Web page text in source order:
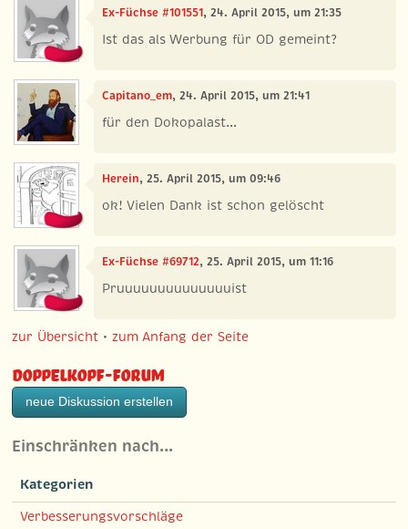
Ex-Füchse #101551, 24. April 2015, um 21:35
Ist das als Werbung für OD gemeint?
Capitano_em, 24. April 2015, um 21:41
für den Dokopalast...
Herein, 25. April 2015, um 09:46
ok! Vielen Dank ist schon gelöscht
Ex-Füchse #69712, 25. April 2015, um 11:16
Pruuuuuuuuuuuuuuist
zur Übersicht •zum Anfang der Seite
Doppelkopf-Forum
neue Diskussion erstellen
Einschränken nach…
Kategorien
Verbesserungsvorschläge